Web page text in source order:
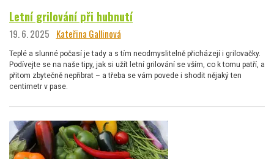
Letní grilování při hubnutí
19. 6. 2025 Kateřina Gallinová
Teplé a slunné počasí je tady a s tím neodmyslitelně přicházejí i grilovačky.
Podívejte se na naše tipy, jak si užít letní grilování se vším, co k tomu patří, a
přitom zbytečně nepřibrat – a třeba se vám povede i shodit nějaký ten
centimetr v pase.